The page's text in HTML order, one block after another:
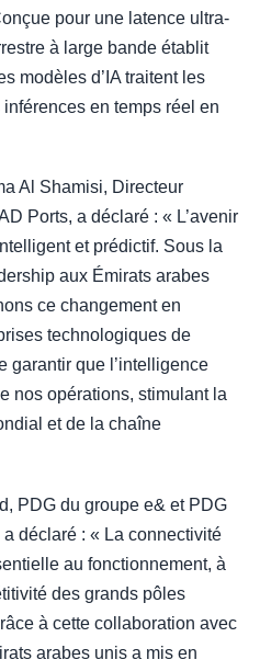
pour une latence ultra-
à large bande établit
modèles d’IA traitent les
en temps réel en
Al Shamisi, Directeur
Ports, a déclaré : « L’avenir
et prédictif. Sous la
aux Émirats arabes
ce changement en
technologiques de
garantir que l’intelligence
nos opérations, stimulant la
et de la chaîne
PDG du groupe e& et PDG
déclaré : « La connectivité
au fonctionnement, à
des grands pôles
à cette collaboration avec
arabes unis a mis en